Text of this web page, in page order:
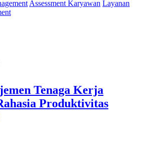
Assessment Karyawan Layanan
Tenaga Kerja
Produktivitas